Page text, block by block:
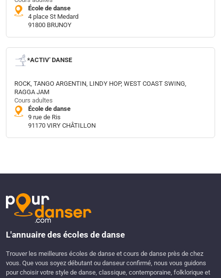
École de danse
4 place St Medard
91800 BRUNOY
*ACTIV' DANSE
ROCK, TANGO ARGENTIN, LINDY HOP, WEST COAST SWING,
RAGGA JAM
Cours adultes
École de danse
9 rue de Ris
91170 VIRY CHÂTILLON
L'annuaire des écoles de danse
Trouver les meilleures écoles de danse et cours de danse près de chez
vous. Que vous soyez débutant ou danseur confirmé, nous vous guidons
pour choisir votre style de danse, classique, contemporaine, folklorique et